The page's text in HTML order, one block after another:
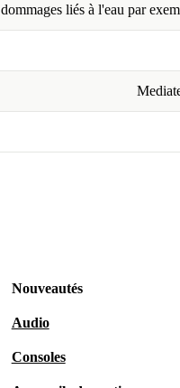
dommages liés à l'eau par
Nouveautés
Audio
Consoles